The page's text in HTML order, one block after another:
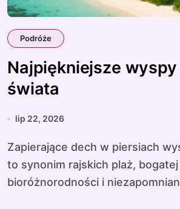
Podróże
Najpiękniejsze
świata
lip 22, 2026
Zapierające dech w piersiach wyspy tropikalne
to synonim rajskich plaż, bogatej
bioróżnorodności i